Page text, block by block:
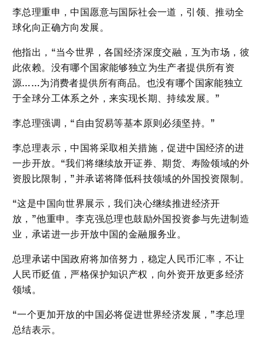
李总理重申，中国愿意与国际社会一道，引领、推动全
球化向正确方向发展。
他指出，“当今世界，各国经济深度交融，互为市场，彼
此依赖。没有哪个国家能够独立为生产者提供所有资
源……为消费者提供所有商品。也没有哪个国家能独立
于全球分工体系之外，来实现长期、持续发展。”
李总理强调，“自由贸易等基本原则必须坚持。”
李总理表示，中国将采取相关措施，促进中国经济的进
一步开放。“我们将继续放开证券、期货、寿险领域的外
资股比限制，”并承诺将降低科技领域的外国投资限制。
“这是中国向世界展示，我们决心继续推进经济开
放，”他重申。李克强总理也鼓励外国投资参与先进制造
业，承诺进一步开放中国的金融服务业。
总理承诺中国政府将加倍努力，稳定人民币汇率，不让
人民币贬值，严格保护知识产权，向外资开放更多经济
领域。
“一个更加开放的中国必将促进世界经济发展，”李总理
总结表示。